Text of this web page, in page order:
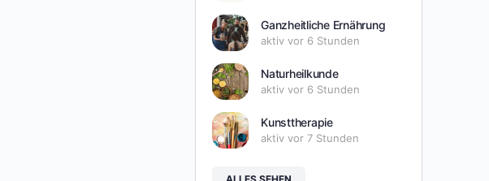
Ganzheitliche Ernährung
aktiv vor 6 Stunden
Naturheilkunde
aktiv vor 6 Stunden
Kunsttherapie
aktiv vor 7 Stunden